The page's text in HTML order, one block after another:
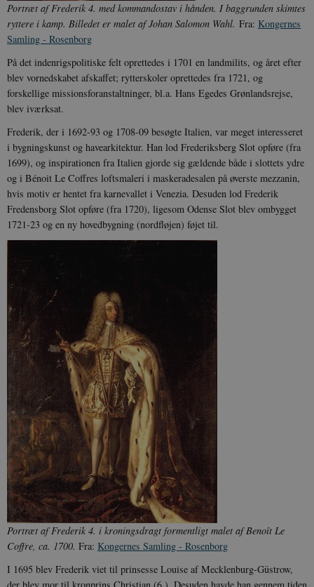
Portræt af Frederik 4. med kommandostav i hånden. I baggrunden skimtes
ryttere i kamp. Billedet er malet af Johan Salomon Wahl. Fra: Kongernes
Samling - Rosenborg
På det indenrigspolitiske felt oprettedes i 1701 en landmilits, og året efter
blev vornedskabet afskaffet; rytterskoler oprettedes fra 1721, og
forskellige missionsforanstaltninger, bl.a. Hans Egedes Grønlandsrejse,
blev iværksat.
Frederik, der i 1692-93 og 1708-09 besøgte Italien, var meget interesseret
i bygningskunst og havearkitektur. Han lod Frederiksberg Slot opføre (fra
1699), og inspirationen fra Italien gjorde sig gældende både i slottets ydre
og i Bénoit Le Coffres loftsmaleri i maskeradesalen på øverste mezzanin,
hvis motiv er hentet fra karnevallet i Venezia. Desuden lod Frederik
Fredensborg Slot opføre (fra 1720), ligesom Odense Slot blev ombygget
1721-23 og en ny hovedbygning (nordfløjen) føjet til.
Portræt af Frederik 4. i kroningsdragt formentligt malet af Benoît Le
Coffre, ca. 1700. Fra: Kongernes Samling - Rosenborg
I 1695 blev Frederik viet til prinsesse Louise af Mecklenburg-Güstrow,